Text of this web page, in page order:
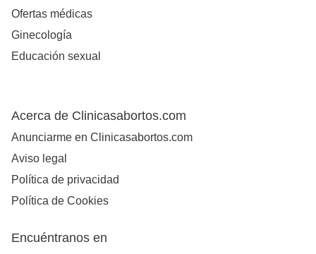
Ofertas médicas
Ginecología
Educación sexual
Acerca de Clinicasabortos.com
Anunciarme en Clinicasabortos.com
Aviso legal
Política de privacidad
Política de Cookies
Encuéntranos en